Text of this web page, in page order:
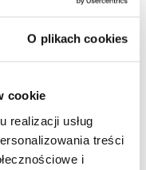
O plikach cookies
cookie
realizacji usług
treści
i